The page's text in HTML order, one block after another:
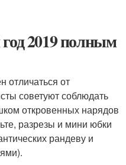
2019 полным
отличаться от
советуют соблюдать
откровенных нарядов
разрезы и мини юбки
рандеву и